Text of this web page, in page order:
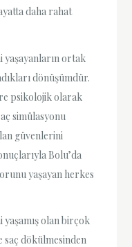
daha rahat
yaşayanların ortak
dönüşümdür.
psikolojik olarak
simülasyonu
güvenlerini
Bolu’da
yaşayan herkes
yaşamış olan birçok
saç dökülmesinden